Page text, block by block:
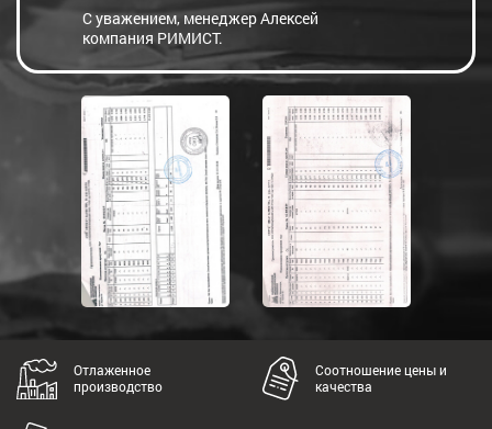
С уважением, менеджер Алексей
компания РИМИСТ.
Отлаженное
производство
Соотношение цены и
качества